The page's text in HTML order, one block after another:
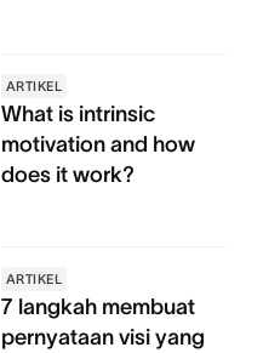
ARTIKEL
What is intrinsic
motivation and how
does it work?
ARTIKEL
7 langkah membuat
pernyataan visi yang